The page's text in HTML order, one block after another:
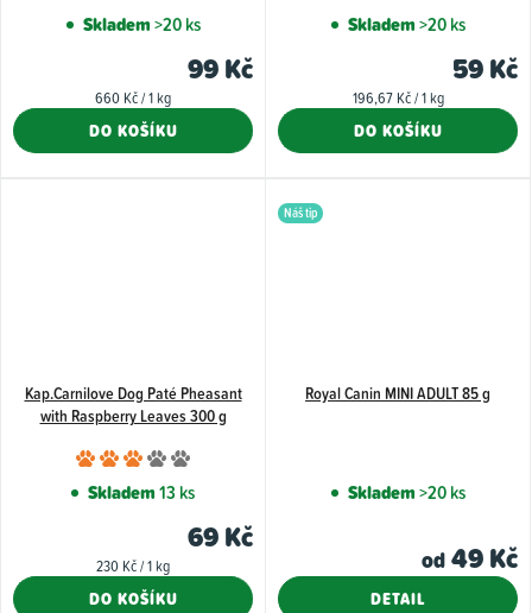
Skladem>20 ks
99 Kč
Měrná
660 Kč / 1 kg
DO KOŠÍKU
Skladem>20 ks
59 Kč
Měrná
196,67 Kč / 1 kg
DO KOŠÍKU
Kap.Carnilove Dog Paté Pheasant
with Raspberry Leaves 300 g
Průměrné
hodnocení
je
3,0
Skladem13 ks
69 Kč
Měrná
230 Kč / 1 kg
DO KOŠÍKU
Náš tip
Royal Canin MINI ADULT 85 g
Skladem>20 ks
od49 Kč
DETAIL